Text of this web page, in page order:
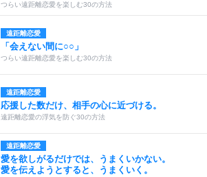
つらい遠距離恋愛を楽しむ30の方法
遠距離恋愛
「会えない間に○○」
つらい遠距離恋愛を楽しむ30の方法
遠距離恋愛
応援した数だけ、相手の心に近づける。
遠距離恋愛の浮気を防ぐ30の方法
遠距離恋愛
愛を欲しがるだけでは、うまくいかない。
愛を伝えようとすると、うまくいく。